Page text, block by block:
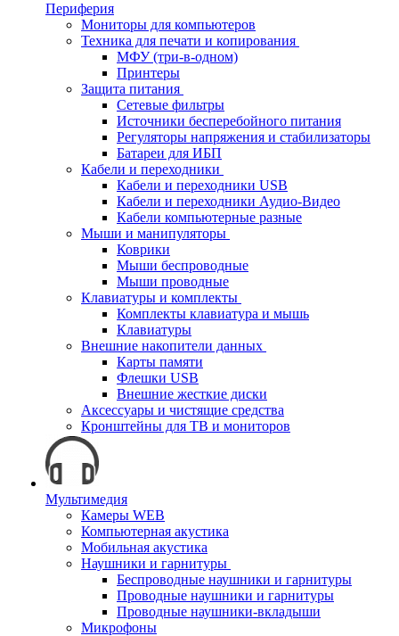
Периферия
Мониторы для компьютеров
Техника для печати и копирования
МФУ (три-в-одном)
Принтеры
Защита питания
Сетевые фильтры
Источники бесперебойного питания
Регуляторы напряжения и стабилизаторы
Батареи для ИБП
Кабели и переходники
Кабели и переходники USB
Кабели и переходники Аудио-Видео
Кабели компьютерные разные
Мыши и манипуляторы
Коврики
Мыши беспроводные
Мыши проводные
Клавиатуры и комплекты
Комплекты клавиатура и мышь
Клавиатуры
Внешние накопители данных
Карты памяти
Флешки USB
Внешние жесткие диски
Аксессуары и чистящие средства
Кронштейны для ТВ и мониторов
Мультимедия
Камеры WEB
Компьютерная акустика
Мобильная акустика
Наушники и гарнитуры
Беспроводные наушники и гарнитуры
Проводные наушники и гарнитуры
Проводные наушники-вкладыши
Микрофоны